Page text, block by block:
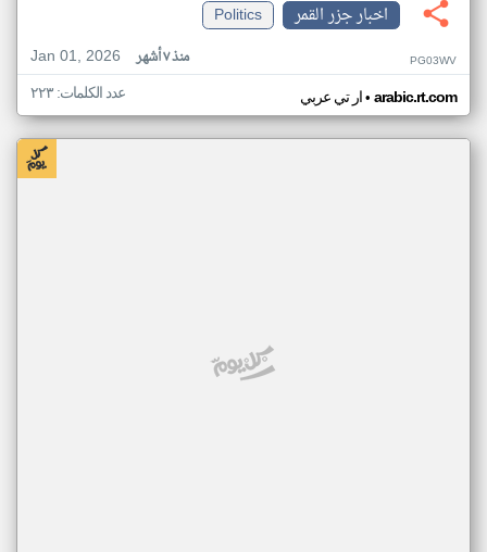
اخبار جزر القمر
Politics
Jan 01, 2026
منذ ٧ أشهر PG03WV
ار تي عربي• arabic.rt.com عدد الكلمات: ٢٢٣